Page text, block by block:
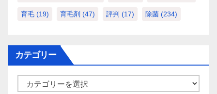
育毛 (19) 育毛剤 (47) 評判 (17) 除菌 (234)
カテゴリー